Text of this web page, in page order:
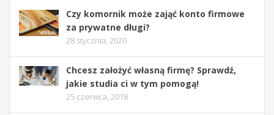
Czy komornik może zająć konto firmowe
za prywatne długi?
28 stycznia, 2020
Chcesz założyć własną firmę? Sprawdź,
jakie studia ci w tym pomogą!
25 czerwca, 2018